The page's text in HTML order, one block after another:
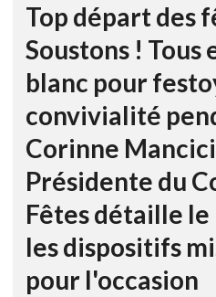
Top départ des
Soustons ! Tous
blanc pour
convivialité
Corinne
Présidente du
Fêtes détaille
les dispositifs
pour l'occasion